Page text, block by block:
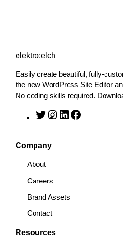
elektro:elch
Easily create beautiful, fully-
the new WordPress Site Editor
No coding skills required.
T
t
r
a
L
Company
About
Careers
Brand Assets
Contact
Resources